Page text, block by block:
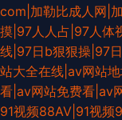
com|加勒比成人网|
摸|97人人占|97人体
线|97日b狠狠操|97
站大全在线|av网站
看|av网站免费看|av
91视频88AV|91视频